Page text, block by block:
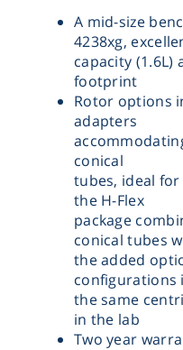
A mid-size
4238xg,
capacity
footprint
Rotor options
adapters
conical
tubes, ideal
the H-Flex
package
conical tubes
the added
configurations
the same
in the lab
Two year